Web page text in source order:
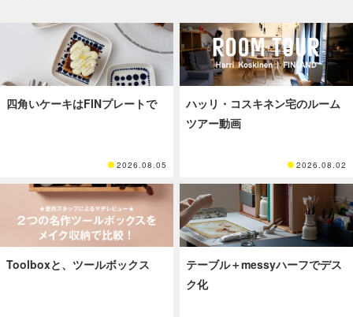
四角いケーキはFINプレートで
2026.08.05
ハッリ・コスキネン宅のルーム
ツアー動画
2026.08.02
Toolboxと、ツールボックス
テーブル＋messyハーフでデス
ク化